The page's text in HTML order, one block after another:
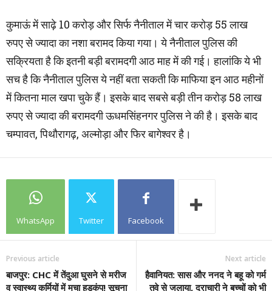
कुमाऊं में साढ़े 10 करोड़ और सिर्फ नैनीताल में चार करोड़ 55 लाख
रुपए से ज्यादा का नशा बरामद किया गया। ये नैनीताल पुलिस की
सक्रियता है कि इतनी बड़ी बरामदगी आठ माह में की गई। हालांकि ये भी
सच है कि नैनीताल पुलिस ये नहीं बता सकती कि माफिया इन आठ महीनों
में कितना माल खपा चुके हैं। इसके बाद सबसे बड़ी तीन करोड़ 58 लाख
रुपए से ज्यादा की बरामदगी ऊधमसिंहनगर पुलिस ने की है। इसके बाद
चम्पावत, पिथौरागढ़, अल्मोड़ा और फिर बागेश्वर है।
WhatsApp Twitter Facebook
Previous article
बाजपुर: CHC में तेंदुआ घुसने से मरीज
व स्वास्थ्य कर्मियों में मचा हड़कंप! सूचना
Next article
हैवानियत: सास और ननद ने बहू को गर्म
तवे से जलाया, दुराचारी ने बच्‍चों को भी